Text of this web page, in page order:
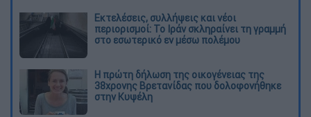
Εκτελέσεις, συλλήψεις και νέοι
περιορισμοί: Το Ιράν σκληραίνει τη γραμμή
στο εσωτερικό εν μέσω πολέμου
Η πρώτη δήλωση της οικογένειας της
38χρονης Βρετανίδας που δολοφονήθηκε
στην Κυψέλη